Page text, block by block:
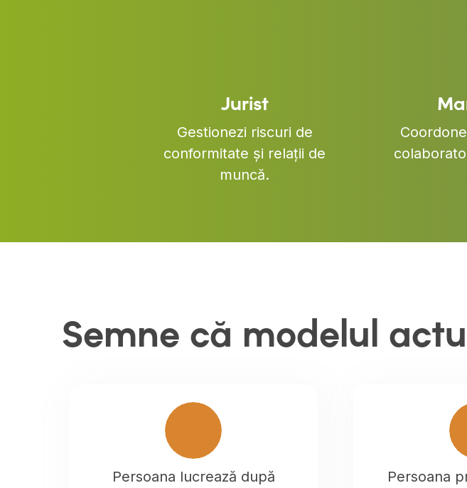
Jurist
Gestionezi riscuri de
conformitate și relații de
muncă.
Semne că modelul
Persoana lucrează după
Persoana